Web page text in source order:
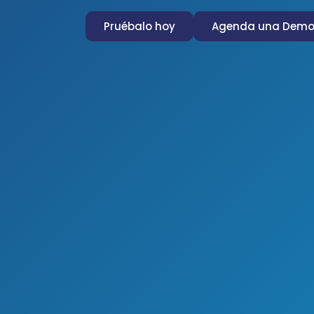
Pruébalo hoy Agenda una Demo